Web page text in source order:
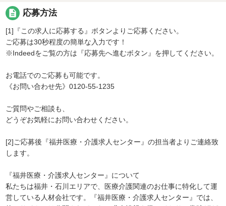
description 応募方法
[1]『この求人に応募する』ボタンよりご応募ください。
ご応募は30秒程度の簡単な入力です！
※Indeedをご覧の方は『応募先へ進むボタン』を押してください。
お電話でのご応募も可能です。
《お問い合わせ先》0120-55-1235
ご質問やご相談も、
どうぞお気軽にお問い合わせください。
[2]ご応募後『福井医療・介護求人センター』の担当者よりご連絡致
します。
『福井医療・介護求人センター』について
私たちは福井・石川エリアで、医療介護関連のお仕事に特化して運
営している人材会社です。『福井医療・介護求人センター』では、